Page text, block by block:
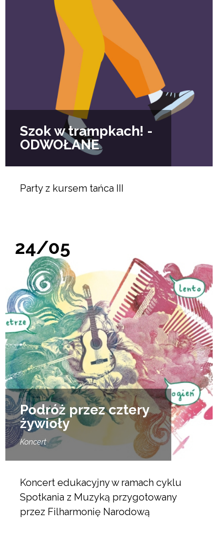
Szok w trampkach! -
ODWOŁANE
Party z kursem tańca III
24/05
Podróż przez cztery
żywioły
Koncert
Koncert edukacyjny w ramach cyklu
Spotkania z Muzyką przygotowany
przez Filharmonię Narodową